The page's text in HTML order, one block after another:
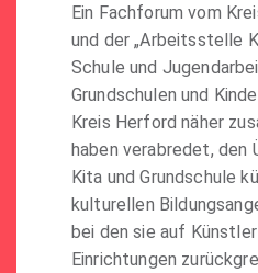
Ein Fachforum vom
und der „Arbeitsstelle
Schule und
Grundschulen und
Kreis Herford näher
haben verabredet, den
Kita und Grundschule
kulturellen
bei den sie auf
Einrichtungen